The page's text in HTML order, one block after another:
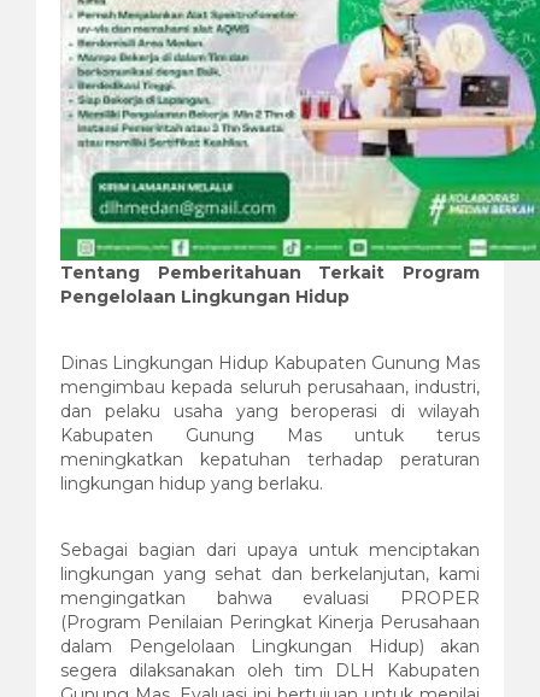
Tentang Pemberitahuan Terkait Program
Pengelolaan Lingkungan Hidup
Dinas Lingkungan Hidup Kabupaten Gunung Mas
mengimbau kepada seluruh perusahaan, industri,
dan pelaku usaha yang beroperasi di wilayah
Kabupaten Gunung Mas untuk terus
meningkatkan kepatuhan terhadap peraturan
lingkungan hidup yang berlaku.
Sebagai bagian dari upaya untuk menciptakan
lingkungan yang sehat dan berkelanjutan, kami
mengingatkan bahwa evaluasi PROPER
(Program Penilaian Peringkat Kinerja Perusahaan
dalam Pengelolaan Lingkungan Hidup) akan
segera dilaksanakan oleh tim DLH Kabupaten